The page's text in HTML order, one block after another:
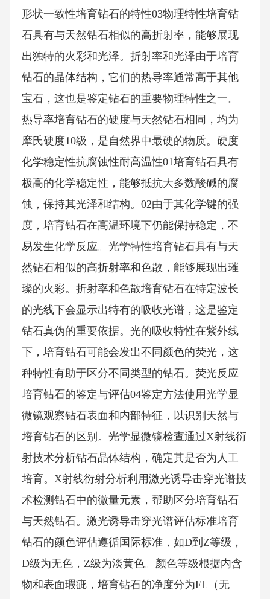
形状一致性培育钻石的特性03物理特性培育钻
石具有与天然钻石相似的高折射率，能够展现
出独特的火彩和光泽。折射率和光泽由于培育
钻石的晶体结构，它们的热导率通常高于其他
宝石，这也是鉴定钻石的重要物理特性之一。
热导率培育钻石的硬度与天然钻石相同，均为
摩氏硬度10级，是自然界中最硬的物质。硬度
化学稳定性抗腐蚀性耐高温性01培育钻石具有
极高的化学稳定性，能够抵抗大多数酸碱的腐
蚀，保持其光泽和结构。02由于其化学键的强
度，培育钻石在高温环境下仍能保持稳定，不
易发生化学反应。光学特性培育钻石具有与天
然钻石相似的高折射率和色散，能够展现出璀
璨的火彩。折射率和色散培育钻石在特定波长
的光线下会显示出特有的吸收光谱，这是鉴定
钻石真伪的重要依据。光的吸收特性在紫外线
下，培育钻石可能会发出不同颜色的荧光，这
种特性有助于区分不同类型的钻石。荧光反应
培育钻石的鉴定与评估04鉴定方法使用光学显
微镜观察钻石表面和内部特征，以识别天然与
培育钻石的区别。光学显微镜检查通过X射线衍
射技术分析钻石晶体结构，确定其是否为人工
培育。X射线衍射分析利用激光诱导击穿光谱技
术检测钻石中的微量元素，帮助区分培育钻石
与天然钻石。激光诱导击穿光谱评估标准培育
钻石的颜色评估遵循国际标准，如D到Z等级，
D级为无色，Z级为淡黄色。颜色等级根据内含
物和表面瑕疵，培育钻石的净度分为FL（无